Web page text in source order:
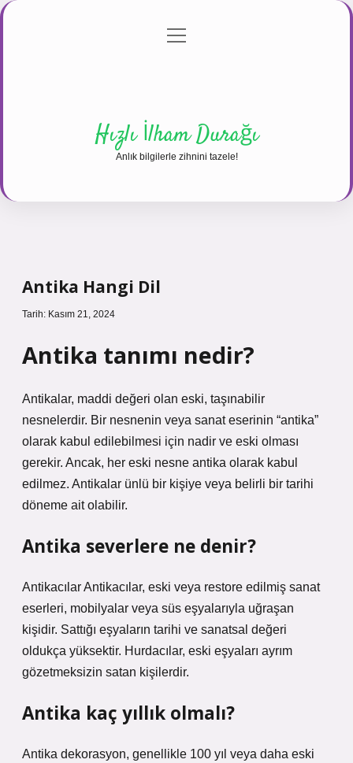
Gizlilik Politikası
menüyü
Hızlı İlham Durağı
Anlık bilgilerle zihnini tazele!
Antika Hangi Dil
Tarih: Kasım 21, 2024
Antika tanımı nedir?
Antikalar, maddi değeri olan eski, taşınabilir
nesnelerdir. Bir nesnenin veya sanat eserinin “antika”
olarak kabul edilebilmesi için nadir ve eski olması
gerekir. Ancak, her eski nesne antika olarak kabul
edilmez. Antikalar ünlü bir kişiye veya belirli bir tarihi
döneme ait olabilir.
Antika severlere ne denir?
Antikacılar Antikacılar, eski veya restore edilmiş sanat
eserleri, mobilyalar veya süs eşyalarıyla uğraşan
kişidir. Sattığı eşyaların tarihi ve sanatsal değeri
oldukça yüksektir. Hurdacılar, eski eşyaları ayrım
gözetmeksizin satan kişilerdir.
Antika kaç yıllık olmalı?
Antika dekorasyon, genellikle 100 yıl veya daha eski